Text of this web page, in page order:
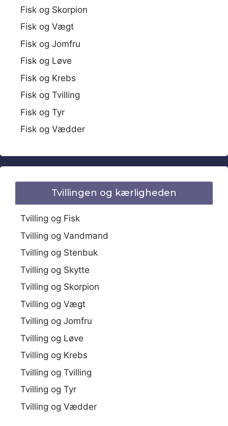
Fisk og Skorpion
Fisk og Vægt
Fisk og Jomfru
Fisk og Løve
Fisk og Krebs
Fisk og Tvilling
Fisk og Tyr
Fisk og Vædder
Tvillingen og kærligheden
Tvilling og Fisk
Tvilling og Vandmand
Tvilling og Stenbuk
Tvilling og Skytte
Tvilling og Skorpion
Tvilling og Vægt
Tvilling og Jomfru
Tvilling og Løve
Tvilling og Krebs
Tvilling og Tvilling
Tvilling og Tyr
Tvilling og Vædder